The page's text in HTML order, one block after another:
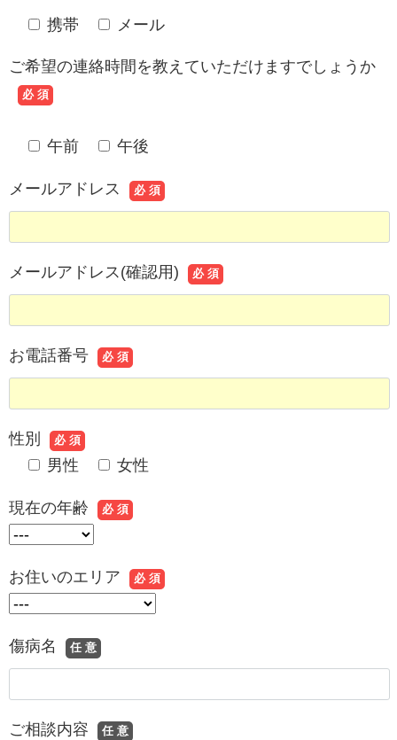
携帯 メール
ご希望の連絡時間を教えていただけますでしょうか
必 須
午前 午後
メールアドレス 必 須
メールアドレス(確認用) 必 須
お電話番号 必 須
性別 必 須
男性 女性
現在の年齢 必 須
お住いのエリア 必 須
傷病名 任 意
ご相談内容 任 意